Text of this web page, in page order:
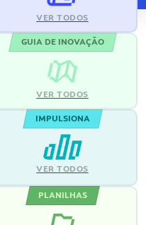
VER TODOS
GUIA DE INOVAÇÃO
VER TODOS
IMPULSIONA
VER TODOS
PLANILHAS